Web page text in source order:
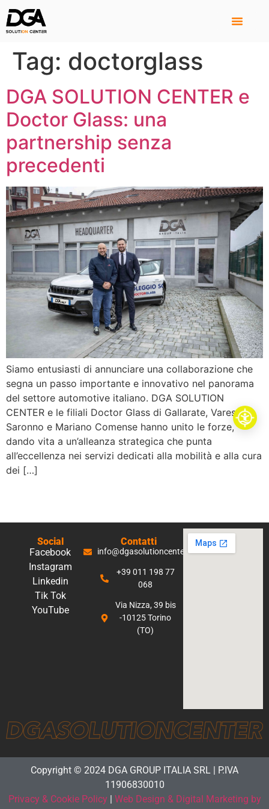
Tag: doctorglass
DGA SOLUTION CENTER e
Doctor Glass: una
partnership senza
precedenti
Siamo entusiasti di annunciare una collaborazione che
segna un passo importante e innovativo nel panorama
del settore automotive italiano. DGA SOLUTION
CENTER e le filiali Doctor Glass di Gallarate, Varese,
Saronno e Mariano Comense hanno unito le forze,
dando vita a un’alleanza strategica che punta
all’eccellenza nei servizi dedicati alla mobilità e alla cura
dei […]
Social
Facebook
Instagram
Linkedin
Tik Tok
YouTube
Contatti
info@dgasolutioncenter.it
+39 011 198 77
068
Via Nizza, 39 bis
-10125 Torino
(TO)
Copyright © 2024 DGA GROUP ITALIA SRL | P.IVA
11906830010
Privacy & Cookie Policy| Web Design & Digital Marketing by